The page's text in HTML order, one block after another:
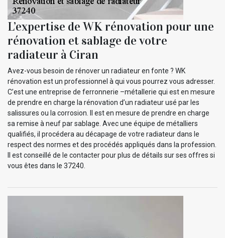
L’expertise de WK rénovation pour une
rénovation et sablage de votre
radiateur à Ciran
Avez-vous besoin de rénover un radiateur en fonte ? WK
rénovation est un professionnel à qui vous pourrez vous adresser.
C’est une entreprise de ferronnerie –métallerie qui est en mesure
de prendre en charge la rénovation d’un radiateur usé par les
salissures ou la corrosion. Il est en mesure de prendre en charge
sa remise à neuf par sablage. Avec une équipe de métalliers
qualifiés, il procédera au décapage de votre radiateur dans le
respect des normes et des procédés appliqués dans la profession.
Il est conseillé de le contacter pour plus de détails sur ses offres si
vous êtes dans le 37240.